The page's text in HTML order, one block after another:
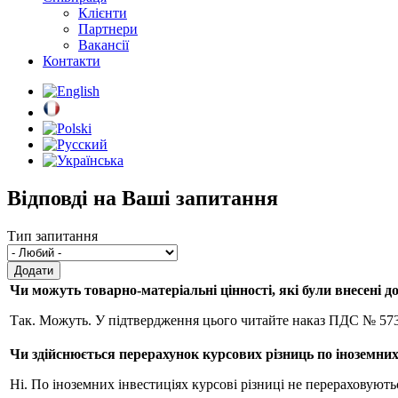
Клієнти
Партнери
Вакансії
Контакти
Відповді на Ваші запитання
Тип запитання
Чи можуть товарно-матеріальні цінності, які були внесені
Так. Можуть. У підтвердження цього читайте наказ ПДС №
Чи здійснюється перерахунок курсових різниць по
Ні. По іноземних інвестиціях курсові різниці не